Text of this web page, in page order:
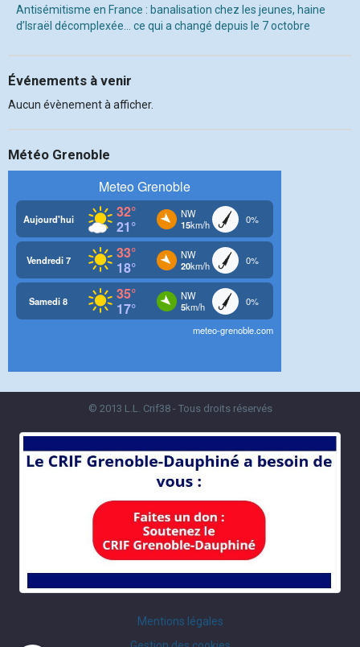
Antisémitisme en France : banalisation chez les jeunes, haine
d’Israël décomplexée… ce qui a changé depuis le 7 octobre
Événements à venir
Aucun évènement à afficher.
Météo Grenoble
© 2013 L.L. Crif38 - Tous droits réservés
Mentions légales